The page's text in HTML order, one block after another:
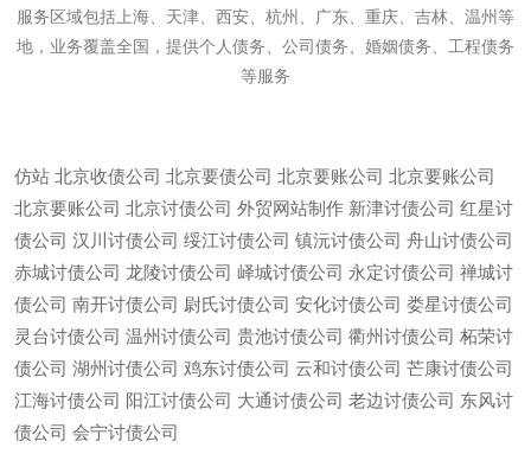
服务区域包括上海、天津、西安、杭州、广东、重庆、吉林、温州等
地，业务覆盖全国，提供个人债务、公司债务、婚姻债务、工程债务
等服务
仿站 北京收债公司 北京要债公司 北京要账公司 北京要账公司
北京要账公司 北京讨债公司 外贸网站制作 新津讨债公司 红星讨
债公司 汉川讨债公司 绥江讨债公司 镇沅讨债公司 舟山讨债公司
赤城讨债公司 龙陵讨债公司 峄城讨债公司 永定讨债公司 禅城讨
债公司 南开讨债公司 尉氏讨债公司 安化讨债公司 娄星讨债公司
灵台讨债公司 温州讨债公司 贵池讨债公司 衢州讨债公司 柘荣讨
债公司 湖州讨债公司 鸡东讨债公司 云和讨债公司 芒康讨债公司
江海讨债公司 阳江讨债公司 大通讨债公司 老边讨债公司 东风讨
债公司 会宁讨债公司
微信13685747439